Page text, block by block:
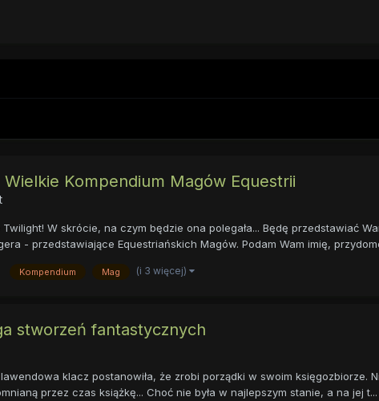
Kompendium Magów Equestrii
W skrócie, na czym będzie ona polegała... Będę przedstawiać
- przedstawiające Equestriańskich Magów. Podam Wam imię,
Kompendium Mag (i 3 więcej)
stworzeń fantastycznych
klacz postanowiła, że zrobi porządki w swoim księgozbiorze.
przez czas książkę... Choć nie była w najlepszym stanie, a na jej t...